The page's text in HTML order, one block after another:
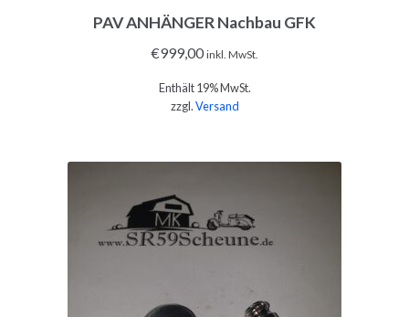
PAV ANHÄNGER Nachbau GFK
€999,00 inkl. MwSt.
Enthält 19% MwSt.
zzgl.Versand